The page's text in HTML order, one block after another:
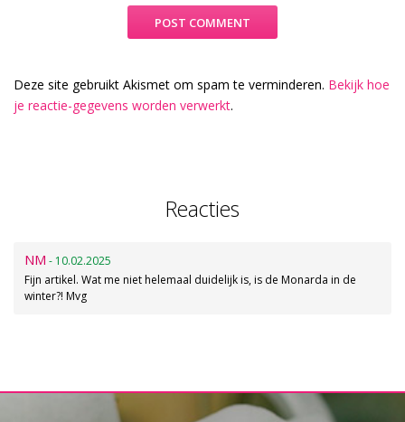
Deze site gebruikt Akismet om spam te verminderen. Bekijk hoe
je reactie-gegevens worden verwerkt.
Reacties
NM - 10.02.2025
Fijn artikel. Wat me niet helemaal duidelijk is, is de Monarda in de
winter?! Mvg